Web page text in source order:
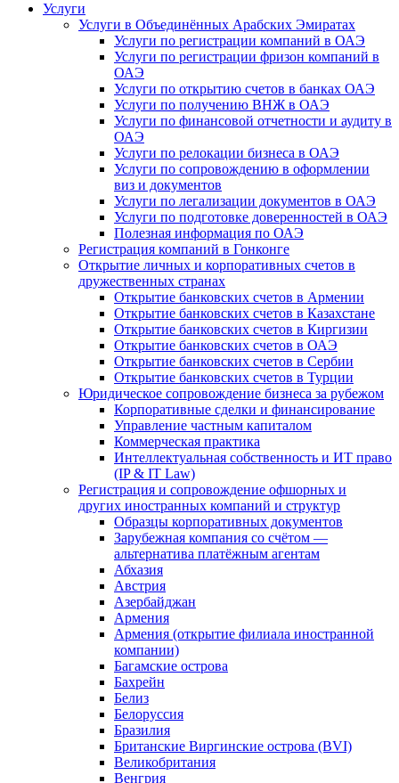
Услуги
Услуги в Объединённых Арабских Эмиратах
Услуги по регистрации компаний в ОАЭ
Услуги по регистрации фризон компаний в
ОАЭ
Услуги по открытию счетов в банках ОАЭ
Услуги по получению ВНЖ в ОАЭ
Услуги по финансовой отчетности и аудиту в
ОАЭ
Услуги по релокации бизнеса в ОАЭ
Услуги по сопровождению в оформлении
виз и документов
Услуги по легализации документов в ОАЭ
Услуги по подготовке доверенностей в ОАЭ
Полезная информация по ОАЭ
Регистрация компаний в Гонконге
Открытие личных и корпоративных счетов в
дружественных странах
Открытие банковских счетов в Армении
Открытие банковских счетов в Казахстане
Открытие банковских счетов в Киргизии
Открытие банковских счетов в ОАЭ
Открытие банковских счетов в Сербии
Открытие банковских счетов в Турции
Юридическое сопровождение бизнеса за рубежом
Корпоративные сделки и финансирование
Управление частным капиталом
Коммерческая практика
Интеллектуальная собственность и ИТ право
(IP & IT Law)
Регистрация и сопровождение офшорных и
других иностранных компаний и структур
Образцы корпоративных документов
Зарубежная компания со счётом —
альтернатива платёжным агентам
Абхазия
Австрия
Азербайджан
Армения
Армения (открытие филиала иностранной
компании)
Багамские острова
Бахрейн
Белиз
Белоруссия
Бразилия
Британские Виргинские острова (BVI)
Великобритания
Венгрия